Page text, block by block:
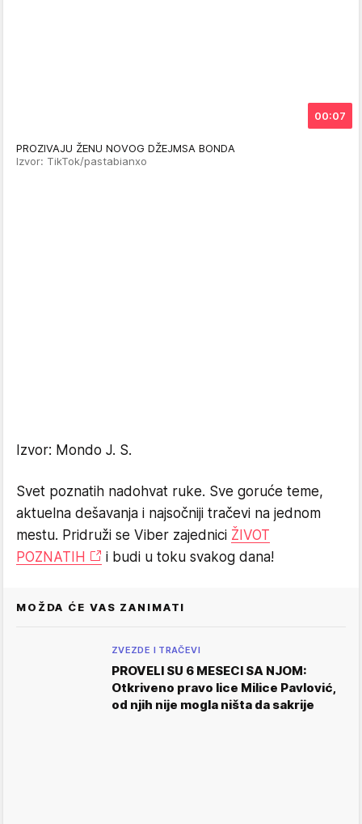
00:07
PROZIVAJU ŽENU NOVOG DŽEJMSA BONDA
Izvor: TikTok/pastabianxo
Izvor: Mondo J. S.
Svet poznatih nadohvat ruke. Sve goruće teme,
aktuelna dešavanja i najsočniji tračevi na jednom
mestu. Pridruži se Viber zajednici ŽIVOT
POZNATIH
i budi u toku svakog dana!
MOŽDA ĆE VAS ZANIMATI
ZVEZDE I TRAČEVI
PROVELI SU 6 MESECI SA NJOM:
Otkriveno pravo lice Milice Pavlović,
od njih nije mogla ništa da sakrije